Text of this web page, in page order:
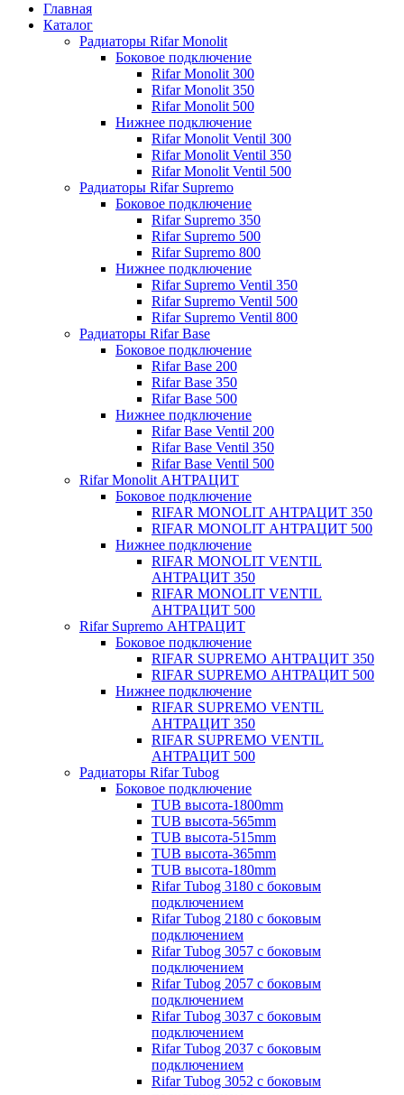
Главная
Каталог
Радиаторы Rifar Monolit
Боковое подключение
Rifar Monolit 300
Rifar Monolit 350
Rifar Monolit 500
Нижнее подключение
Rifar Monolit Ventil 300
Rifar Monolit Ventil 350
Rifar Monolit Ventil 500
Радиаторы Rifar Supremo
Боковое подключение
Rifar Supremo 350
Rifar Supremo 500
Rifar Supremo 800
Нижнее подключение
Rifar Supremo Ventil 350
Rifar Supremo Ventil 500
Rifar Supremo Ventil 800
Радиаторы Rifar Base
Боковое подключение
Rifar Base 200
Rifar Base 350
Rifar Base 500
Нижнее подключение
Rifar Base Ventil 200
Rifar Base Ventil 350
Rifar Base Ventil 500
Rifar Monolit АНТРАЦИТ
Боковое подключение
RIFAR MONOLIT АНТРАЦИТ 350
RIFAR MONOLIT АНТРАЦИТ 500
Нижнее подключение
RIFAR MONOLIT VENTIL
АНТРАЦИТ 350
RIFAR MONOLIT VENTIL
АНТРАЦИТ 500
Rifar Supremo АНТРАЦИТ
Боковое подключение
RIFAR SUPREMO АНТРАЦИТ 350
RIFAR SUPREMO АНТРАЦИТ 500
Нижнее подключение
RIFAR SUPREMO VENTIL
АНТРАЦИТ 350
RIFAR SUPREMO VENTIL
АНТРАЦИТ 500
Радиаторы Rifar Tubog
Боковое подключение
TUB высота-1800mm
TUB высота-565mm
TUB высота-515mm
TUB высота-365mm
TUB высота-180mm
Rifar Tubog 3180 с боковым
подключением
Rifar Tubog 2180 с боковым
подключением
Rifar Tubog 3057 с боковым
подключением
Rifar Tubog 2057 с боковым
подключением
Rifar Tubog 3037 с боковым
подключением
Rifar Tubog 2037 с боковым
подключением
Rifar Tubog 3052 с боковым